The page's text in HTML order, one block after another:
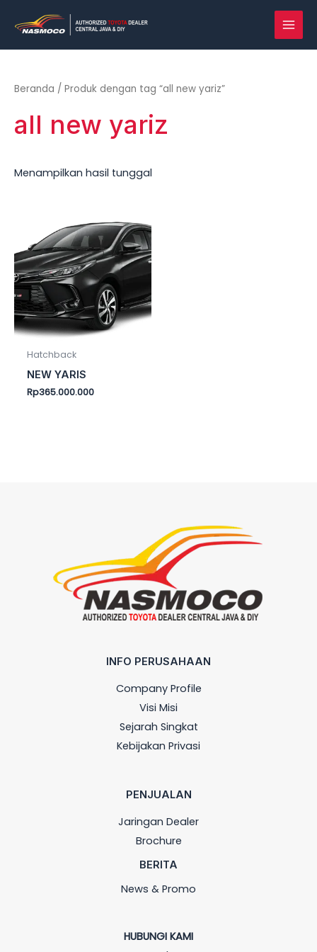
konten
Beranda / Produk dengan tag “all new yariz”
all new yariz
Menampilkan hasil tunggal
Hatchback
NEW YARIS
Rp365.000.000
INFO PERUSAHAAN
Company Profile
Visi Misi
Sejarah Singkat
Kebijakan Privasi
PENJUALAN
Jaringan Dealer
Brochure
BERITA
News & Promo
HUBUNGI KAMI